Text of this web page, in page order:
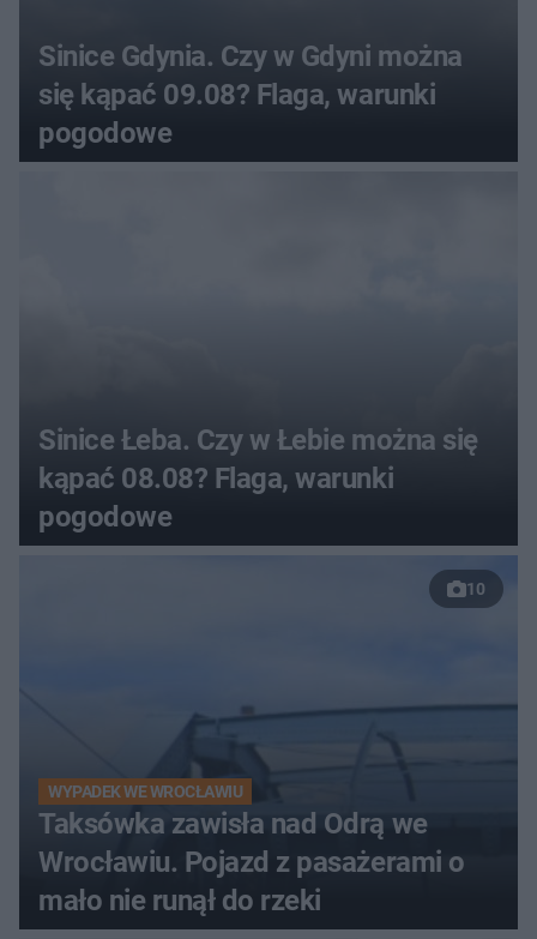
Sinice Gdynia. Czy w Gdyni można
się kąpać 09.08? Flaga, warunki
pogodowe
Sinice Łeba. Czy w Łebie można się
kąpać 08.08? Flaga, warunki
pogodowe
10
WYPADEK WE WROCŁAWIU
Taksówka zawisła nad Odrą we
Wrocławiu. Pojazd z pasażerami o
mało nie runął do rzeki